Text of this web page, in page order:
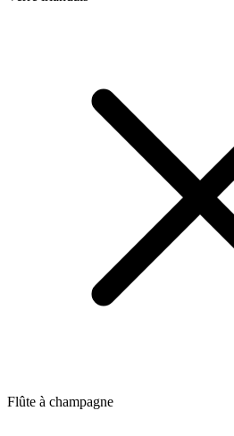
Flûte à champagne